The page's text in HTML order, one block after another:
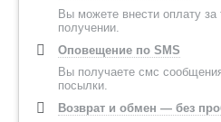
Вы можете внести оплату
получении.
Оповещение по SMS
Вы получаете смс
посылки.
Возврат и обмен — без